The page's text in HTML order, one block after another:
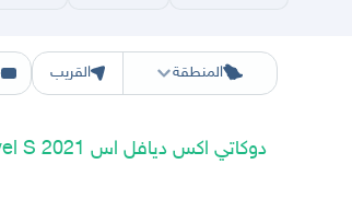
المنطقة
الرياض الشرقيه حفر الباطن المدينة
القريب
دوكاتي اكس ديافل اس Ducati X Diavel S 2021